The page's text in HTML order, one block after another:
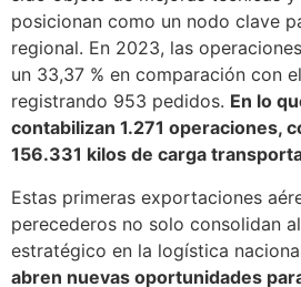
posicionan como un nodo clave
regional. En 2023, las
un 33,37 % en comparación con
registrando 953 pedidos. En lo
contabilizan 1.271 operaciones,
156.331 kilos de carga
Estas primeras exportaciones
perecederos no solo consolidan
estratégico en la logística
abren nuevas oportunidades